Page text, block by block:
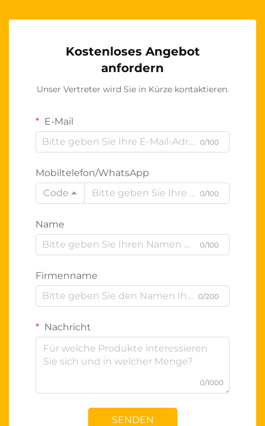
Kostenloses Angebot
anfordern
Unser Vertreter wird Sie in Kürze kontaktieren.
E-Mail
0/100
Mobiltelefon/WhatsApp
Code
0/100
Name
0/100
Firmenname
0/200
Nachricht
0/1000
SENDEN